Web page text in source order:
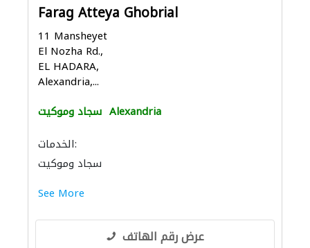
Farag Atteya Ghobrial
11 Mansheyet
El Nozha Rd.,
EL HADARA,
Alexandria,...
سجاد وموكيت Alexandria
الخدمات:
سجاد وموكيت
See More
عرض رقم الهاتف